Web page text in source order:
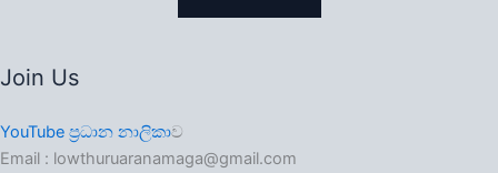
Join Us
YouTube ප්‍රධාන නාලිකාව
Email : lowthuruaranamaga@gmail.com